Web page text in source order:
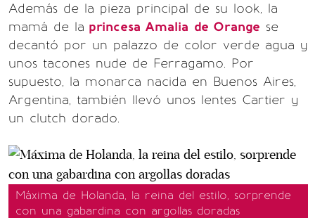
Además de la pieza principal de su look, la
mamá de la princesa Amalia de Orange se
decantó por un palazzo de color verde agua y
unos tacones nude de Ferragamo. Por
supuesto, la monarca nacida en Buenos Aires,
Argentina, también llevó unos lentes Cartier y
un clutch dorado.
Máxima de Holanda, la reina del estilo, sorprende
con una gabardina con argollas doradas